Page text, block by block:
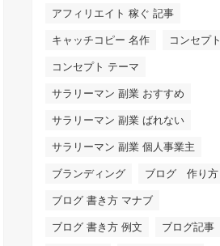
アフィリエイト 稼ぐ 記事
キャッチコピー 名作 コンセプト
コンセプト テーマ
サラリーマン 副業 おすすめ
サラリーマン 副業 ばれない
サラリーマン 副業 個人事業主
ブランディング ブログ 作り方
ブログ 書き方 マナブ
ブログ 書き方 例文 ブログ記事